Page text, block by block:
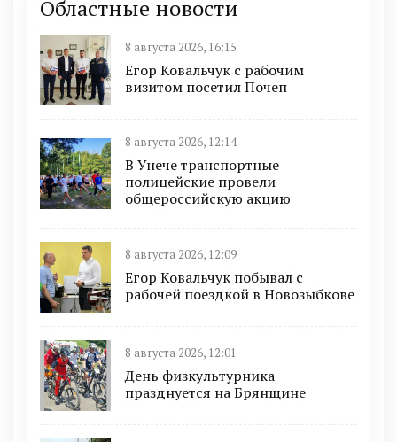
Областные новости
8 августа 2026, 16:15
Егор Ковальчук с рабочим
визитом посетил Почеп
8 августа 2026, 12:14
В Унече транспортные
полицейские провели
общероссийскую акцию
8 августа 2026, 12:09
Егор Ковальчук побывал с
рабочей поездкой в Новозыбкове
8 августа 2026, 12:01
День физкультурника
празднуется на Брянщине